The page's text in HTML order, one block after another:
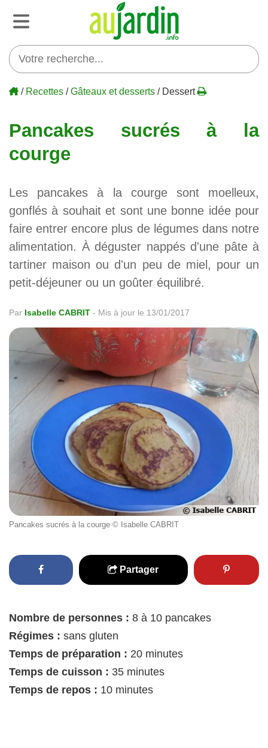
/ Recettes /Gâteaux et desserts / Dessert
Pancakes sucrés à la
courge
Les pancakes à la courge sont moelleux,
gonflés à souhait et sont une bonne idée pour
faire entrer encore plus de légumes dans notre
alimentation. À déguster nappés d'une pâte à
tartiner maison ou d'un peu de miel, pour un
petit-déjeuner ou un goûter équilibré.
Par Isabelle CABRIT - Mis à jour le 13/01/2017
Pancakes sucrés à la courge © Isabelle CABRIT
Partager
Nombre de personnes : 8 à 10 pancakes
Régimes : sans gluten
Temps de préparation : 20 minutes
Temps de cuisson : 35 minutes
Temps de repos : 10 minutes